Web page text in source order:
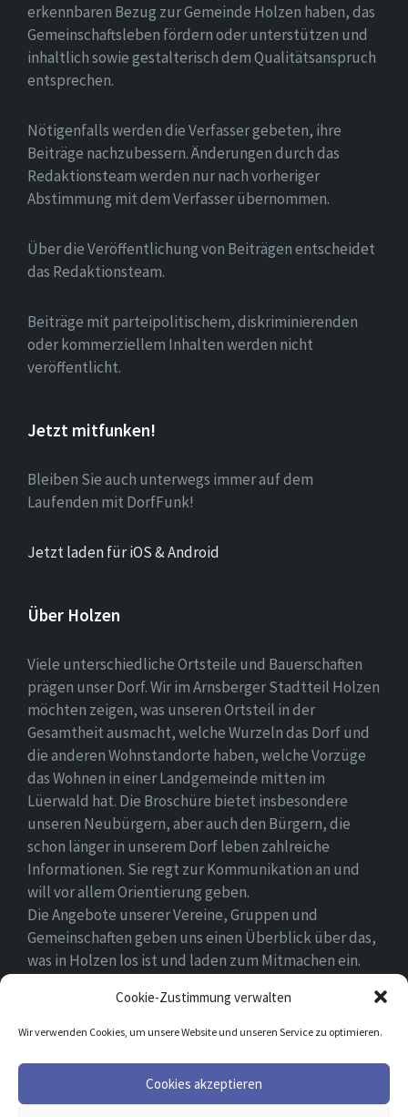
Cookie-Zustimmung verwalten
Wir verwenden Cookies, um unsere Website und unseren Service zu optimieren.
Cookies akzeptieren
erkennbaren Bezug zur Gemeinde Holzen haben, das
Gemeinschaftsleben fördern oder unterstützen und
inhaltlich sowie gestalterisch dem Qualitätsanspruch
entsprechen.
Nötigenfalls werden die Verfasser gebeten, ihre
Beiträge nachzubessern. Änderungen durch das
Redaktionsteam werden nur nach vorheriger
Abstimmung mit dem Verfasser übernommen.
Über die Veröffentlichung von Beiträgen entscheidet
das Redaktionsteam.
Beiträge mit parteipolitischem, diskriminierenden
oder kommerziellem Inhalten werden nicht
veröffentlicht.
Jetzt mitfunken!
Bleiben Sie auch unterwegs immer auf dem
Laufenden mit DorfFunk!
Jetzt laden für iOS & Android
Über Holzen
Viele unterschiedliche Ortsteile und Bauerschaften
prägen unser Dorf. Wir im Arnsberger Stadtteil Holzen
möchten zeigen, was unseren Ortsteil in der
Gesamtheit ausmacht, welche Wurzeln das Dorf und
die anderen Wohnstandorte haben, welche Vorzüge
das Wohnen in einer Landgemeinde mitten im
Lüerwald hat. Die Broschüre bietet insbesondere
unseren Neubürgern, aber auch den Bürgern, die
schon länger in unserem Dorf leben zahlreiche
Informationen. Sie regt zur Kommunikation an und
will vor allem Orientierung geben.
Die Angebote unserer Vereine, Gruppen und
Gemeinschaften geben uns einen Überblick über das,
was in Holzen los ist und laden zum Mitmachen ein.
und hoffen, dass sie sich in ihrem Umfeld wohlfühlen.
Facebook